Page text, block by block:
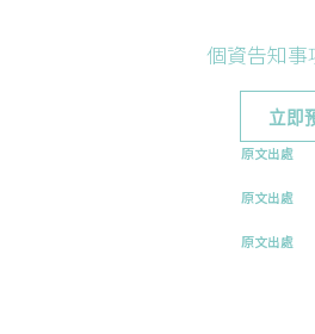
個資告知事
原文出處
原文出處
原文出處